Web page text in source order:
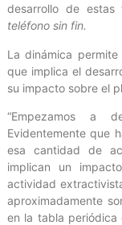
desarrollo de estas
teléfono sin fin.
La dinámica
que implica el
su impacto sobre el
“Empezamos a
Evidentemente que
esa cantidad de
implican un
actividad
aproximadamente
en la tabla